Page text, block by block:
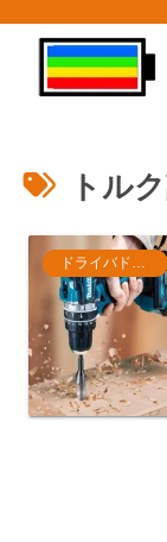
トル
ドライバドリル